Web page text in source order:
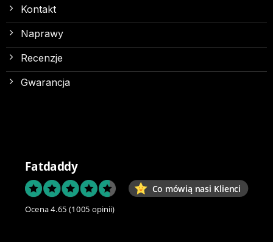
Kontakt
Naprawy
Recenzje
Gwarancja
Fatdaddy
Co mówią nasi Klienci
Ocena 4.65 (1005 opinii)